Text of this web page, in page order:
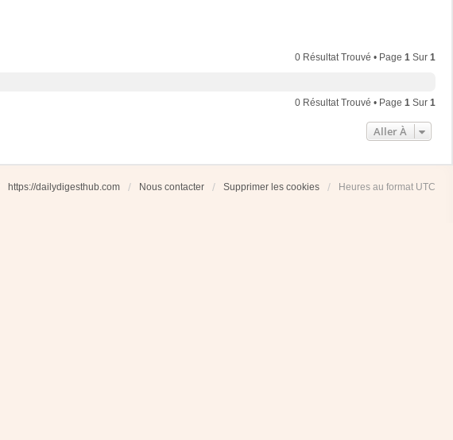
0 Résultat Trouvé • Page 1 Sur 1
0 Résultat Trouvé • Page 1 Sur 1
Aller À
https://dailydigesthub.com Nous contacter Supprimer les cookies Heures au format UTC